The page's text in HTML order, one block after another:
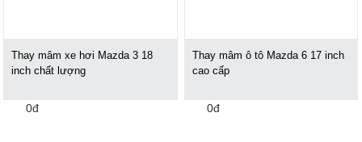
Thay mâm xe hơi Mazda 3 18
inch chất lượng
0đ
Thay mâm ô tô Mazda 6 17 inch
cao cấp
0đ